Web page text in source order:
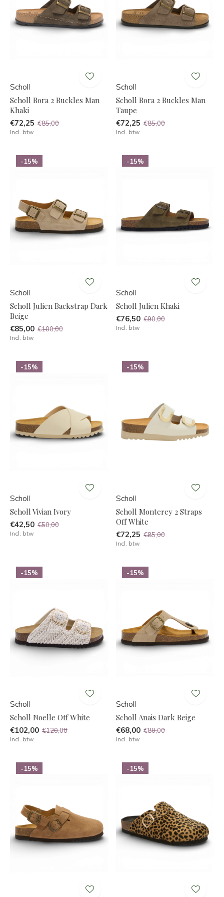
Scholl
Scholl Bora 2 Buckles Man
Khaki
€72,25 €85,00
Incl. btw
Scholl
Scholl Bora 2 Buckles Man
Taupe
€72,25 €85,00
Incl. btw
-15%
Scholl
Scholl Julien Backstrap Dark
Beige
€85,00 €100,00
Incl. btw
-15%
Scholl
Scholl Julien Khaki
€76,50 €90,00
Incl. btw
-15%
Scholl
Scholl Vivian Ivory
€42,50 €50,00
Incl. btw
-15%
Scholl
Scholl Monterey 2 Straps
Off White
€72,25 €85,00
Incl. btw
-15%
Scholl
Scholl Noelle Off White
€102,00 €120,00
Incl. btw
-15%
Scholl
Scholl Anais Dark Beige
€68,00 €80,00
Incl. btw
-15% -15%